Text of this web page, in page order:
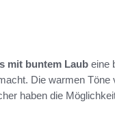
mit buntem Laub eine
Die warmen
haben die